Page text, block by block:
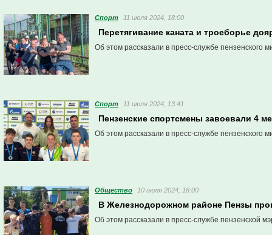
Спорт 11 июля 2024, 18:00
Перетягивание каната и троеборье
Об этом рассказали в пресс-службе пензенского
Спорт 11 июля 2024, 13:41
Пензенские спортсмены завоевали 4
Об этом рассказали в пресс-службе пензенского
Общество 10 июля 2024, 18:00
В Железнодорожном районе Пензы
Об этом рассказали в пресс-службе пензенской